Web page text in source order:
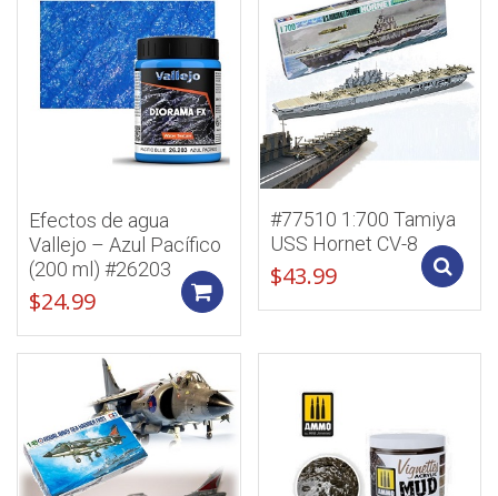
Efectos de agua
Vallejo – Azul Pacífico
(200 ml) #26203
$24.99
#77510 1:700 Tamiya
USS Hornet CV-8
$43.99